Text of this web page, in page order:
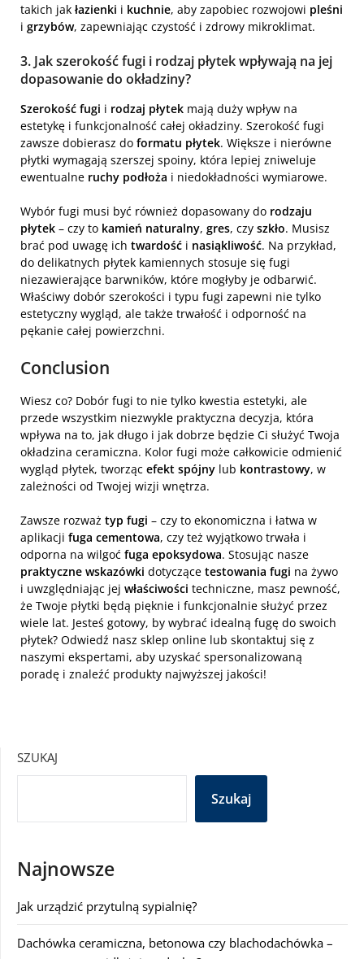
takich jak łazienki i kuchnie, aby zapobiec rozwojowi pleśni
i grzybów, zapewniając czystość i zdrowy mikroklimat.
3. Jak szerokość fugi i rodzaj płytek wpływają na jej
dopasowanie do okładziny?
Szerokość fugi i rodzaj płytek mają duży wpływ na
estetykę i funkcjonalność całej okładziny. Szerokość fugi
zawsze dobierasz do formatu płytek. Większe i nierówne
płytki wymagają szerszej spoiny, która lepiej zniweluje
ewentualne ruchy podłoża i niedokładności wymiarowe.
Wybór fugi musi być również dopasowany do rodzaju
płytek – czy to kamień naturalny, gres, czy szkło. Musisz
brać pod uwagę ich twardość i nasiąkliwość. Na przykład,
do delikatnych płytek kamiennych stosuje się fugi
niezawierające barwników, które mogłyby je odbarwić.
Właściwy dobór szerokości i typu fugi zapewni nie tylko
estetyczny wygląd, ale także trwałość i odporność na
pękanie całej powierzchni.
Conclusion
Wiesz co? Dobór fugi to nie tylko kwestia estetyki, ale
przede wszystkim niezwykle praktyczna decyzja, która
wpływa na to, jak długo i jak dobrze będzie Ci służyć Twoja
okładzina ceramiczna. Kolor fugi może całkowicie odmienić
wygląd płytek, tworząc efekt spójny lub kontrastowy, w
zależności od Twojej wizji wnętrza.
Zawsze rozważ typ fugi – czy to ekonomiczna i łatwa w
aplikacji fuga cementowa, czy też wyjątkowo trwała i
odporna na wilgoć fuga epoksydowa. Stosując nasze
praktyczne wskazówki dotyczące testowania fugi na żywo
i uwzględniając jej właściwości techniczne, masz pewność,
że Twoje płytki będą pięknie i funkcjonalnie służyć przez
wiele lat. Jesteś gotowy, by wybrać idealną fugę do swoich
płytek? Odwiedź nasz sklep online lub skontaktuj się z
naszymi ekspertami, aby uzyskać spersonalizowaną
poradę i znaleźć produkty najwyższej jakości!
SZUKAJ
Szukaj
Najnowsze
Jak urządzić przytulną sypialnię?
Dachówka ceramiczna, betonowa czy blachodachówka –